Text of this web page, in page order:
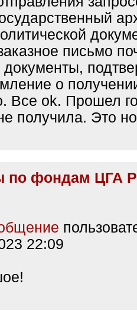
письмо
документы,
о
Все ok. Прошел
получила. Это
по фондам ЦГА
22:09